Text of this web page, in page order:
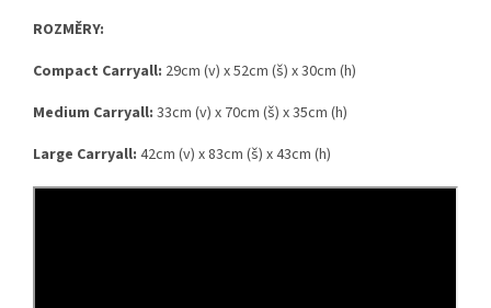
ROZMĚRY:
Compact Carryall: 29cm (v) x 52cm (š) x 30cm (h)
Medium Carryall: 33cm (v) x 70cm (š) x 35cm (h)
Large Carryall: 42cm (v) x 83cm (š) x 43cm (h)